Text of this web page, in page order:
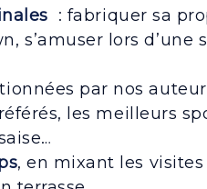
: fabriquer sa
s’amuser lors
par nos
les meilleurs
, en mixant les